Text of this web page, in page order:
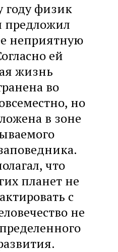
году физик
предложил
неприятную
ей
жизнь
во
но
в зоне
что
планет не
с
не